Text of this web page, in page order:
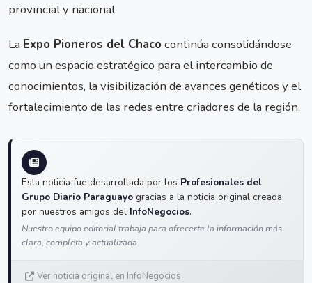
provincial y nacional.
La Expo Pioneros del Chaco continúa consolidándose
como un espacio estratégico para el intercambio de
conocimientos, la visibilización de avances genéticos y el
fortalecimiento de las redes entre criadores de la región.
Esta noticia fue desarrollada por los Profesionales del
Grupo Diario Paraguayo gracias a la noticia original creada
por nuestros amigos del InfoNegocios.
Nuestro equipo editorial trabaja para ofrecerte la información más
clara, completa y actualizada.
Ver noticia original en InfoNegocios